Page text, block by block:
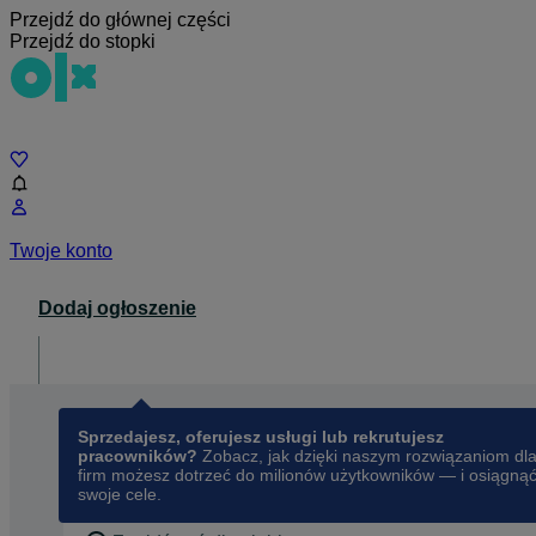
Przejdź do głównej części
Przejdź do stopki
Twoje konto
Dodaj ogłoszenie
Sprzedajesz, oferujesz usługi lub rekrutujesz
pracowników? Zobacz, jak dzięki naszym rozwiązaniom dla
firm możesz dotrzeć do milionów użytkowników — i osiągnąć
swoje cele.